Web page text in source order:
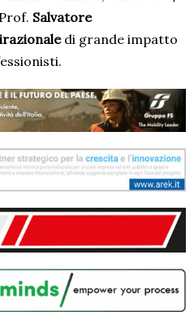
Salvatore
di grande impatto